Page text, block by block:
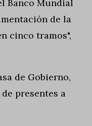
Banco Mundial
de la
cinco tramos",
de Gobierno,
presentes a